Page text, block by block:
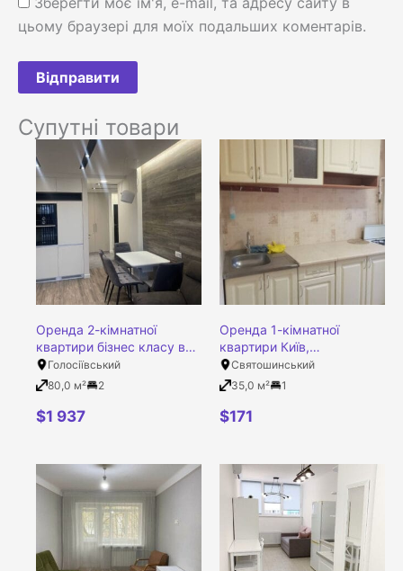
цьому браузері для моїх подальших коментарів.
Супутні товари
Оренда 2-кімнатної
квартири бізнес класу в
ЖК Володимирський, Київ,
Голосіївський район,
Голосіївський
80,0 м²
2
$1 937
Оренда 1-кімнатної
квартири Київ,
Святошинський район,
Академіка Туполєва
Святошинський
35,0 м²
1
$171